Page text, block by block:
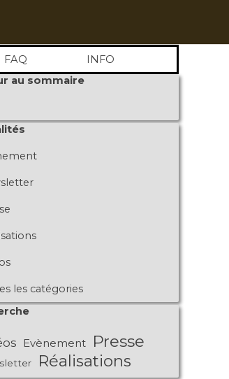
FAQ INFO
le bloc Retour au sommaire
au sommaire
le bloc Actualités
les catégories
le bloc Recherche
Evènement Presse
Réalisations